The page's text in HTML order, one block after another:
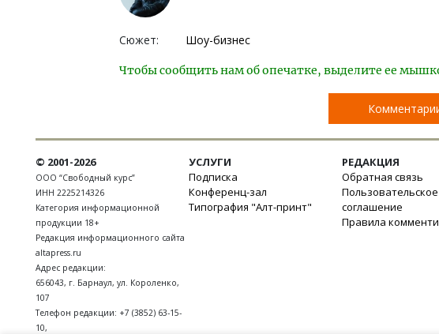
Сюжет: Шоу-бизнес
Чтобы сообщить нам об опечатке, выделите ее
© 2001-2026
ООО “Свободный курс”
ИНН 2225214326
Категория информационной
продукции 18+
Редакция информационного сайта
altapress.ru
Адрес редакции:
656043, г. Барнаул, ул. Короленко,
107
Телефон редакции: +7 (3852) 63-15-
10,
УСЛУГИ
Подписка
Конференц-зал
Типография "Алт-принт"
РЕДАКЦИЯ
Обратная связь
Пользовательское
соглашение
Правила